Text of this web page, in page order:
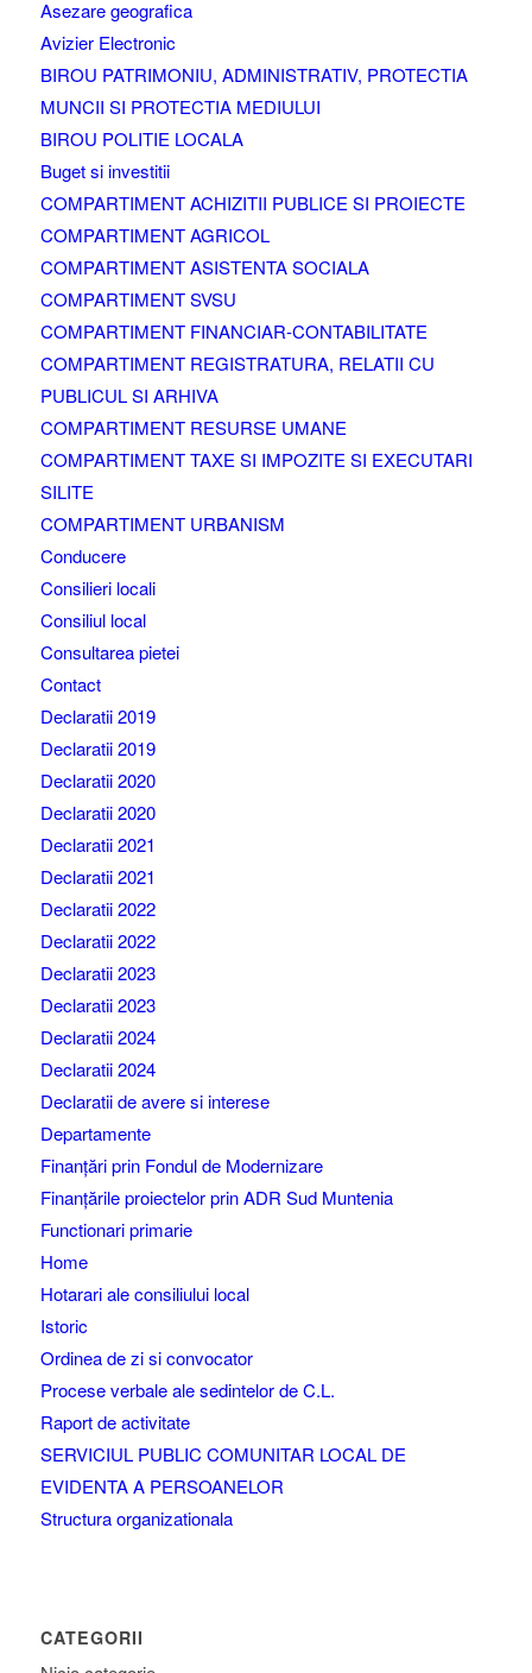
Asezare geografica
Avizier Electronic
BIROU PATRIMONIU, ADMINISTRATIV, PROTECTIA
MUNCII SI PROTECTIA MEDIULUI
BIROU POLITIE LOCALA
Buget si investitii
COMPARTIMENT ACHIZITII PUBLICE SI PROIECTE
COMPARTIMENT AGRICOL
COMPARTIMENT ASISTENTA SOCIALA
COMPARTIMENT SVSU
COMPARTIMENT FINANCIAR-CONTABILITATE
COMPARTIMENT REGISTRATURA, RELATII CU
PUBLICUL SI ARHIVA
COMPARTIMENT RESURSE UMANE
COMPARTIMENT TAXE SI IMPOZITE SI EXECUTARI
SILITE
COMPARTIMENT URBANISM
Conducere
Consilieri locali
Consiliul local
Consultarea pietei
Contact
Declaratii 2019
Declaratii 2019
Declaratii 2020
Declaratii 2020
Declaratii 2021
Declaratii 2021
Declaratii 2022
Declaratii 2022
Declaratii 2023
Declaratii 2023
Declaratii 2024
Declaratii 2024
Declaratii de avere si interese
Departamente
Finanțări prin Fondul de Modernizare
Finanțările proiectelor prin ADR Sud Muntenia
Functionari primarie
Home
Hotarari ale consiliului local
Istoric
Ordinea de zi si convocator
Procese verbale ale sedintelor de C.L.
Raport de activitate
SERVICIUL PUBLIC COMUNITAR LOCAL DE
EVIDENTA A PERSOANELOR
Structura organizationala
CATEGORII